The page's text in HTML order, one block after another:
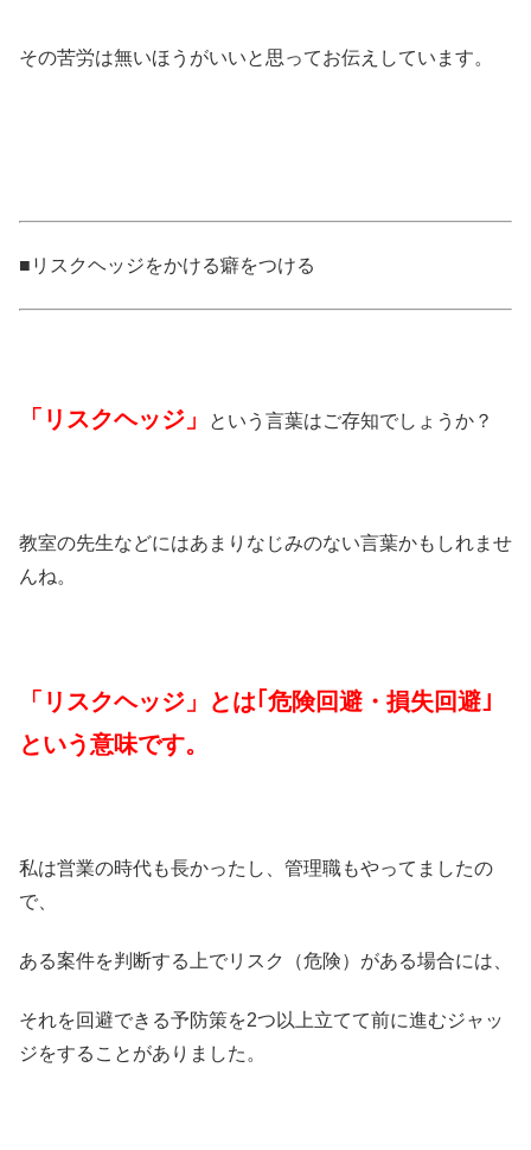
その苦労は無いほうがいいと思ってお伝えしています。
■リスクヘッジをかける癖をつける
「リスクヘッジ」 という言葉はご存知でしょうか？
教室の先生などにはあまりなじみのない言葉かもしれませ
んね。
「リスクヘッジ」とは｢危険回避・損失回避｣
という意味です。
私は営業の時代も長かったし、管理職もやってましたの
で、
ある案件を判断する上でリスク（危険）がある場合には、
それを回避できる予防策を2つ以上立てて前に進むジャッ
ジをすることがありました。